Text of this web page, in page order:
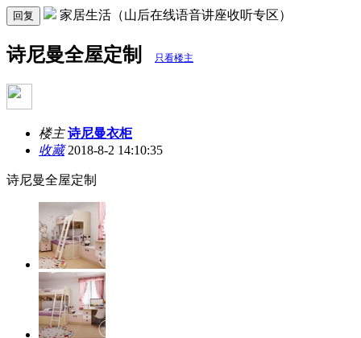
回复 家居生活（山后在线语音讲座收听专区）
诗尼曼全屋定制 只看楼主
楼主 诗尼曼衣柜
收藏2018-8-2 14:10:35
诗尼曼全屋定制